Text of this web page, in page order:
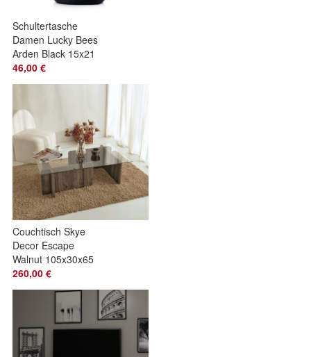
Schultertasche
Damen Lucky Bees
Arden Black 15x21
cm
46,00 €
Couchtisch Skye
Decor Escape
Walnut 105x30x65
cm
260,00 €